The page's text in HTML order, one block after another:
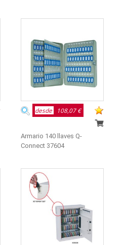
desde 108,07 €
Armario 140 llaves Q-
Connect 37604